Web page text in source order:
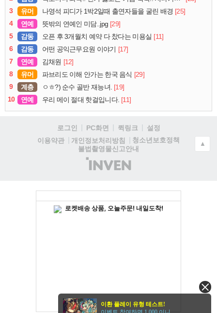
3
유머 나영석 피디가 1박2일때 출연자들을 굴린 배경 [25]
4
연예 뜻밖의 연예인 미담..jpg [29]
5
감동 오픈 후 3개월치 예약 다 찼다는 미용실 [11]
6
감동 어떤 공익근무요원 이야기 [17]
7
연예 김채원 [12]
8
유머 파브리도 이해 안가는 한국 음식 [29]
9
계층 ㅇㅎ?) 순수 골반 재능녀. [19]
10
연예 우리 메이 절대 핫걸입니다. [11]
로그인 PC화면 퀵링크
설정
이용약관
개인정보처리방침
청소년보호정책
불법촬영물신고안내
(주)
인
▲
이환 플레이 유형 테스트!